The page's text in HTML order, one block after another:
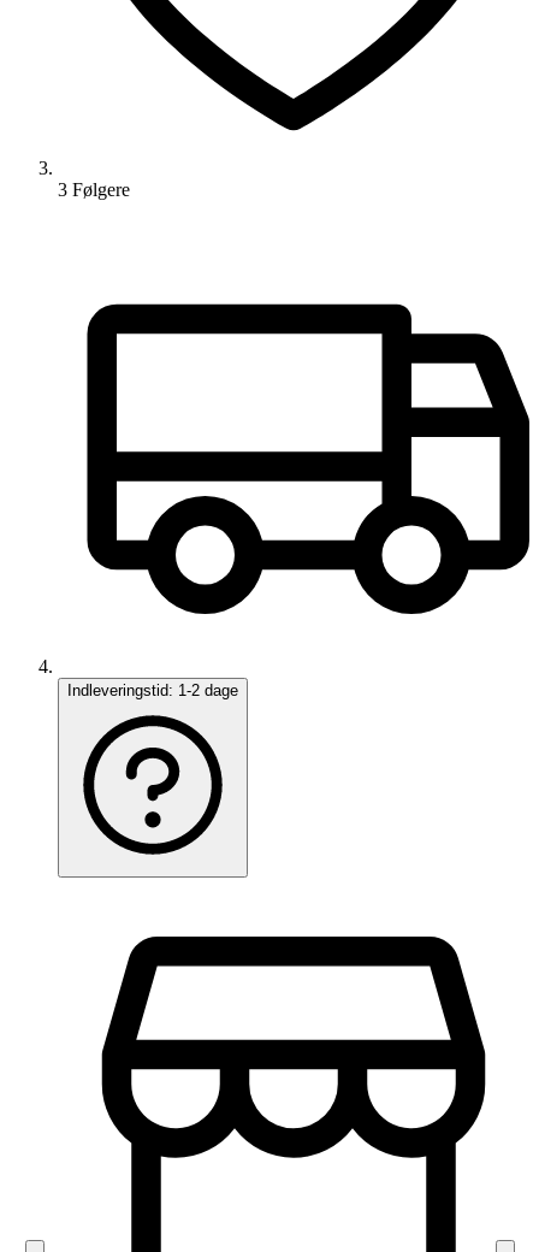
3 Følgere
Indleveringstid: 1-2 dage